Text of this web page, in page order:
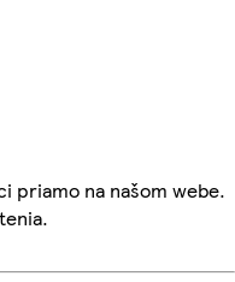
priamo na našom webe.